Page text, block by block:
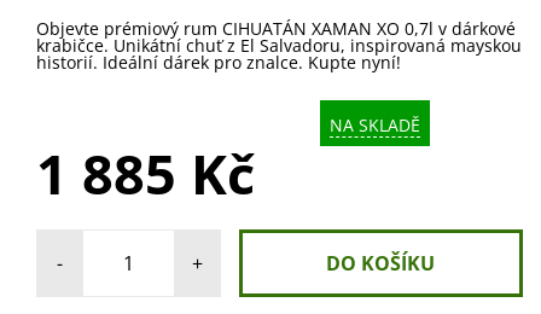
Objevte prémiový rum CIHUATÁN XAMAN XO 0,7l v dárkové
krabičce. Unikátní chuť z El Salvadoru, inspirovaná mayskou
historií. Ideální dárek pro znalce. Kupte nyní!
NA SKLADĚ
1 885 Kč
- +